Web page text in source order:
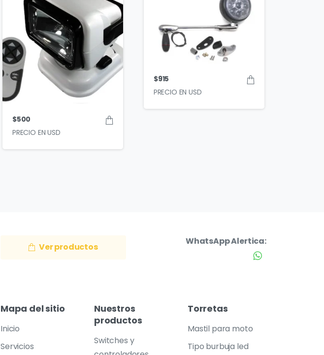
$500
$915
Ver productos
WhatsApp Alertica:
Mapa delsitio
Inicio
Servicios
Nuestros
productos
Switches y
Torretas
Mastil para moto
Tipo burbuja led